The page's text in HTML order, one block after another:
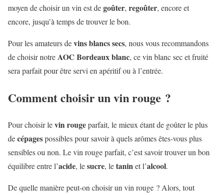
moyen de choisir un vin est degoûter, regoûter, encore et
encore, jusqu’à temps de trouver le bon.
Pour les amateurs devins blancs secs, nous vous recommandons
de choisir notreAOC Bordeaux blanc, ce vin blanc sec et fruité
sera parfait pour être servi en apéritif ou à l’entrée.
Comment choisir un vin rouge ?
Pour choisir levin rougeparfait, le mieux étant de goûter le plus
decépagespossibles pour savoir à quels arômes êtes-vous plus
sensibles ou non. Le vin rouge parfait, c’est savoir trouver un bon
équilibre entre l’acide, lesucre, letaninet l’alcool.
De quelle manière peut-on choisir un vin rouge ? Alors, tout